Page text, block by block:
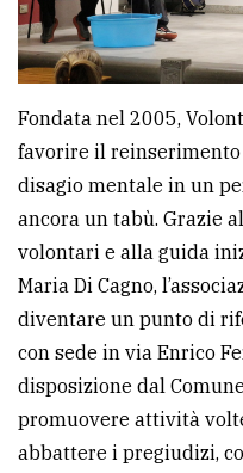
Fondata nel 2005,
favorire il reinserimento
disagio mentale in un
ancora un tabù. Grazie
volontari e alla guida
Maria Di Cagno,
diventare un punto di
con sede in via Enrico
disposizione dal
promuovere attività
abbattere i pregiudizi,